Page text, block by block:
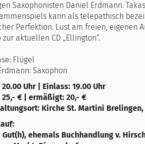
Saxophonisten Daniel Erdmann.
kann als telepathisch
Perfektion. Lust am freien, eigenen
zur aktuellen CD „Ellington“.
Flügel
Saxophon
Uhr | Einlass: 19.00 Uhr
€ | ermäßigt: 20,- €
Kirche St. Martini
Gut(h), ehemals Buchhandlung v.